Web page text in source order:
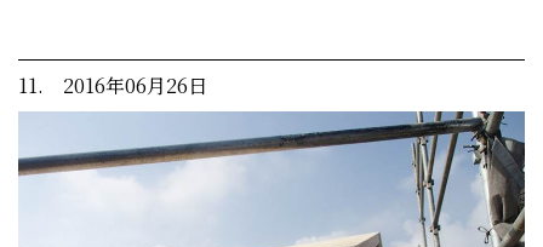
11. 2016年06月26日